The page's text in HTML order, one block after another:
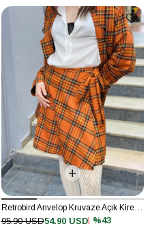
Retrobird Anvelop Kruvaze Açık Kiremit Mini Etek
%43
54.90 USD
95.90 USD